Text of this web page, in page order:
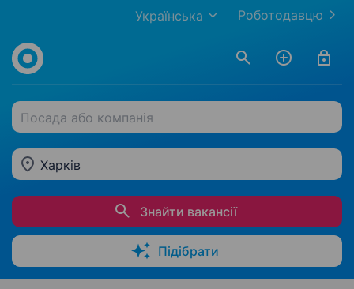
Роботодавцю
Українська
Посада або компанія
Харків
Знайти вакансії
Підібрати